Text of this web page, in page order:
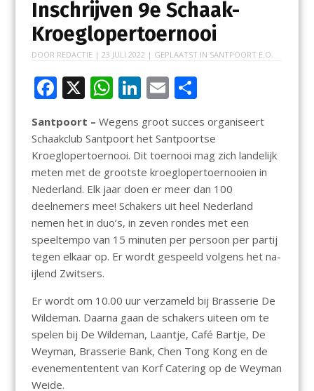
Inschrijven 9e Schaak-
Kroeglopertoernooi
DOOR REDACTIE | 23 JULI 2022 | GEPLAATST IN SANTPOORT E.O.
F
e
b
o
o
k
X W
at
s
A
p
p
Li
k
e
dI
n
E
ai
l
D
e
n
Santpoort – Wegens groot succes organiseert
Schaakclub Santpoort het Santpoortse
Kroeglopertoernooi. Dit toernooi mag zich landelijk
meten met de grootste kroeglopertoernooien in
Nederland. Elk jaar doen er meer dan 100
deelnemers mee! Schakers uit heel Nederland
nemen het in duo’s, in zeven rondes met een
speeltempo van 15 minuten per persoon per partij
tegen elkaar op. Er wordt gespeeld volgens het na-
ijlend Zwitsers.
Er wordt om 10.00 uur verzameld bij Brasserie De
Wildeman. Daarna gaan de schakers uiteen om te
spelen bij De Wildeman, Laantje, Café Bartje, De
Weyman, Brasserie Bank, Chen Tong Kong en de
evenemententent van Korf Catering op de Weyman
Weide.